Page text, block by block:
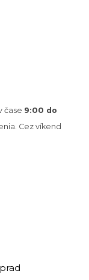
čase 9:00 do
Cez víkend